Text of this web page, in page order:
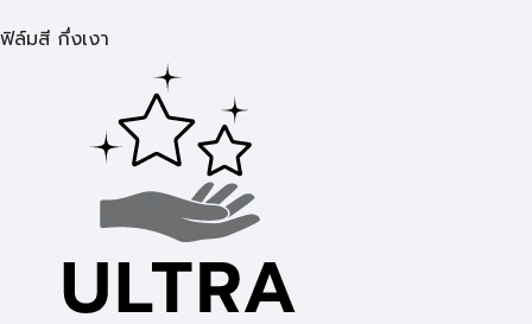
ฟิล์มสี กึ่งเงา